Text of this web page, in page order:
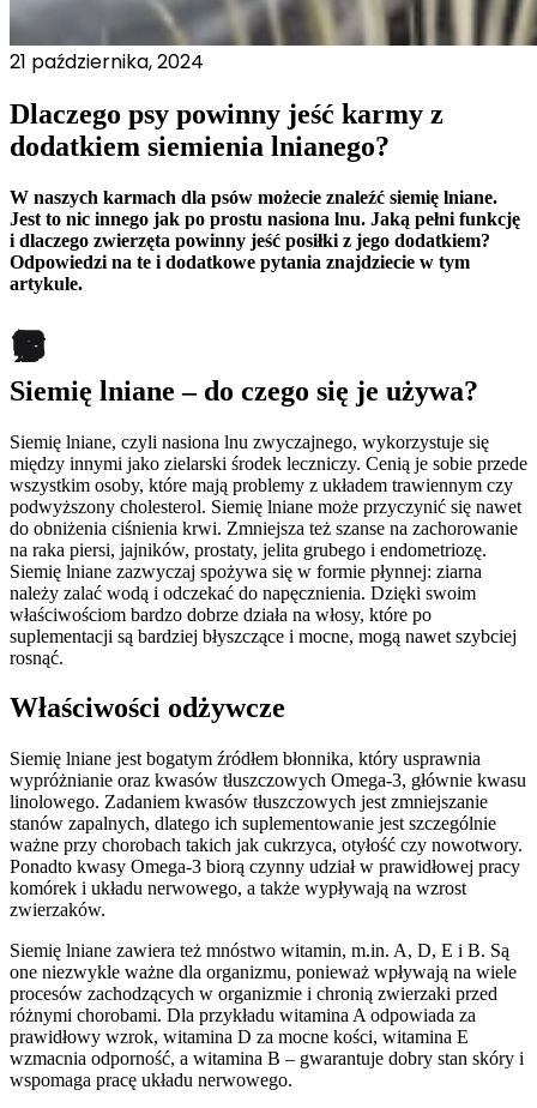
21 października, 2024
Dlaczego psy powinny jeść karmy z
dodatkiem siemienia lnianego?
W naszych karmach dla psów możecie znaleźć siemię lniane.
Jest to nic innego jak po prostu nasiona lnu. Jaką pełni funkcję
i dlaczego zwierzęta powinny jeść posiłki z jego dodatkiem?
Odpowiedzi na te i dodatkowe pytania znajdziecie w tym
artykule.
Siemię lniane – do czego się je używa?
Siemię lniane, czyli nasiona lnu zwyczajnego, wykorzystuje się
między innymi jako zielarski środek leczniczy. Cenią je sobie przede
wszystkim osoby, które mają problemy z układem trawiennym czy
podwyższony cholesterol. Siemię lniane może przyczynić się nawet
do obniżenia ciśnienia krwi. Zmniejsza też szanse na zachorowanie
na raka piersi, jajników, prostaty, jelita grubego i endometriozę.
Siemię lniane zazwyczaj spożywa się w formie płynnej: ziarna
należy zalać wodą i odczekać do napęcznienia. Dzięki swoim
właściwościom bardzo dobrze działa na włosy, które po
suplementacji są bardziej błyszczące i mocne, mogą nawet szybciej
rosnąć.
Właściwości odżywcze
Siemię lniane jest bogatym źródłem błonnika, który usprawnia
wypróżnianie oraz kwasów tłuszczowych Omega-3, głównie kwasu
linolowego. Zadaniem kwasów tłuszczowych jest zmniejszanie
stanów zapalnych, dlatego ich suplementowanie jest szczególnie
ważne przy chorobach takich jak cukrzyca, otyłość czy nowotwory.
Ponadto kwasy Omega-3 biorą czynny udział w prawidłowej pracy
komórek i układu nerwowego, a także wypływają na wzrost
zwierzaków.
Siemię lniane zawiera też mnóstwo witamin, m.in. A, D, E i B. Są
one niezwykle ważne dla organizmu, ponieważ wpływają na wiele
procesów zachodzących w organizmie i chronią zwierzaki przed
różnymi chorobami. Dla przykładu witamina A odpowiada za
prawidłowy wzrok, witamina D za mocne kości, witamina E
wzmacnia odporność, a witamina B – gwarantuje dobry stan skóry i
wspomaga pracę układu nerwowego.